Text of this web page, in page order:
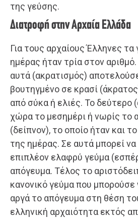
της γεύσης.
Διατροφή στην Αρχαία Ελλάδα
Για τους αρχαίους Έλληνες τα
ημέρας ήταν τρία στον
αυτά (ακρατισμός)
βουτηγμένο σε κρασί
από σύκα ή ελιές. Το δεύτερο
χώρα το μεσημέρι ή νωρίς το
(δείπνον), το οποίο ήταν και
της ημέρας. Σε αυτά μπορεί
επιπλέον ελαφρύ γεύμα
απόγευμα. Τέλος το
κανονικό γεύμα που μπορούσε
αργά το απόγευμα στη θέση
ελληνική αρχαιότητα εκτός